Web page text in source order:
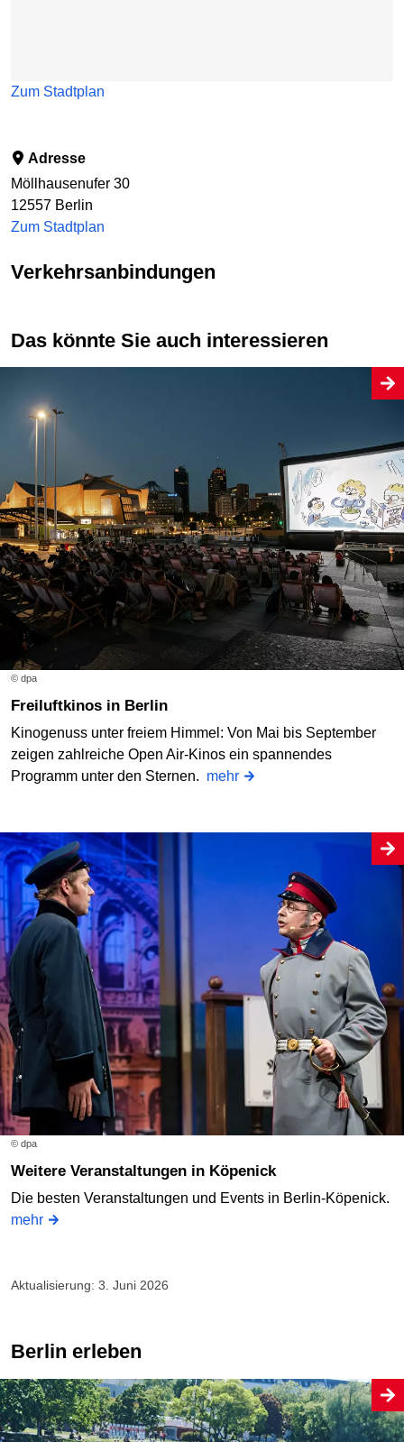
Zum Stadtplan
Adresse
Möllhausenufer 30
12557 Berlin
Zum Stadtplan
Verkehrsanbindungen
Das könnte Sie auch interessieren
© dpa
Freiluftkinos in Berlin
Kinogenuss unter freiem Himmel: Von Mai bis September
zeigen zahlreiche Open Air-Kinos ein spannendes
Programm unter den Sternen. mehr
© dpa
Weitere Veranstaltungen in Köpenick
Die besten Veranstaltungen und Events in Berlin-Köpenick.
mehr
Aktualisierung: 3. Juni 2026
Berlin erleben